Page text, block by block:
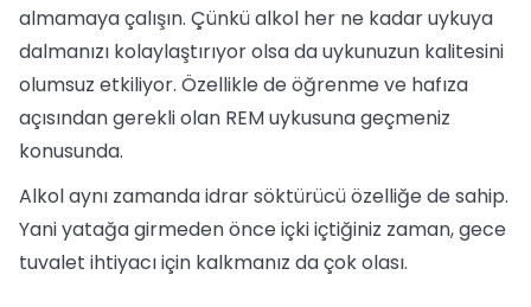
almamaya çalışın. Çünkü alkol her ne kadar uykuya
dalmanızı kolaylaştırıyor olsa da uykunuzun kalitesini
olumsuz etkiliyor. Özellikle de öğrenme ve hafıza
açısından gerekli olan REM uykusuna geçmeniz
konusunda.
Alkol aynı zamanda idrar söktürücü özelliğe de sahip.
Yani yatağa girmeden önce içki içtiğiniz zaman, gece
tuvalet ihtiyacı için kalkmanız da çok olası.